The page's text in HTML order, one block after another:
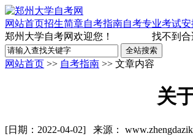
网站首页招生简章自考指南自考专业考试安
郑州大学自考网欢迎您！ 找不到
网站首页 >> 自考指南 >> 文章内容
关
[日期：2022-04-02] 来源：